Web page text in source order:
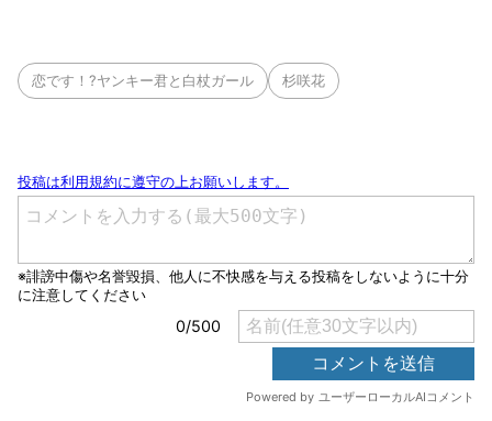
恋です！?ヤンキー君と白杖ガール 杉咲花